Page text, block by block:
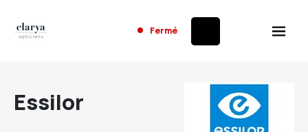
Fermé
Essilor